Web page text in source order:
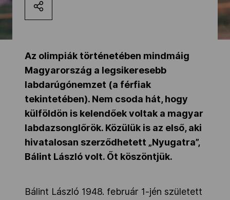
Kettőskarrier-program
NOB
Társszervezetek
OVEP
Az olimpiák történetében mindmáig
Magyarország a legsikeresebb
labdarúgónemzet (a férfiak
tekintetében). Nem csoda hát, hogy
külföldön is kelendőek voltak a magyar
labdazsonglőrök. Közülük is az első, aki
hivatalosan szerződhetett „Nyugatra”,
Bálint László volt. Őt köszöntjük.
Bálint László 1948. február 1-jén született